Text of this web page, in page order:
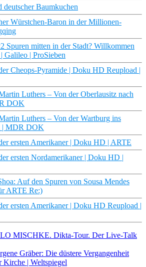
deutscher Baumkuchen
Würstchen-Baron in der Millionen-
Spuren mitten in der Stadt? Willkommen
Galileo | ProSieben
Cheops-Pyramide | Doku HD Reupload |
Luthers – Von der Oberlausitz nach
DOK
Luthers – Von der Wartburg ins
| MDR DOK
ersten Amerikaner | Doku HD | ARTE
ersten Nordamerikaner | Doku HD |
Auf den Spuren von Sousa Mendes
ARTE Re:)
ersten Amerikaner | Doku HD Reupload |
MISCHKE. Dikta-Tour. Der Live-Talk
Gräber: Die düstere Vergangenheit
Kirche | Weltspiegel